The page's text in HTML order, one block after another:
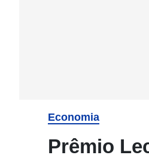
Economia
Prêmio